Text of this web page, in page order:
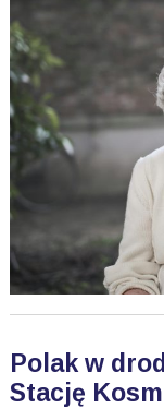
Polak w
Stację